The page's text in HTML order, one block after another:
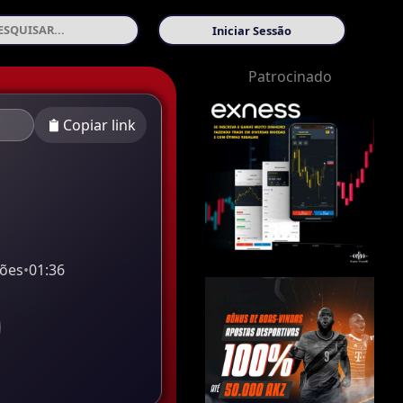
Iniciar Sessão
Copiar link
•01:36
Patrocinado